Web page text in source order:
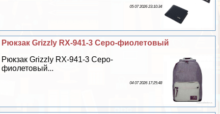
05 07 2026 23:10:34
Рюкзак Grizzly RX-941-3 Серо-фиолетовый
Рюкзак Grizzly RX-941-3 Серо-
фиолетовый...
04 07 2026 17:25:48